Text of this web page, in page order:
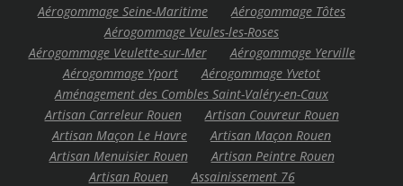
Aérogommage Seine-Maritime
Aérogommage Tôtes
Aérogommage Veules-les-Roses
Aérogommage Veulette-sur-Mer
Aérogommage Yerville
Aérogommage Yport
Aérogommage Yvetot
Aménagement des Combles Saint-Valéry-en-Caux
Artisan Carreleur Rouen
Artisan Couvreur Rouen
Artisan Maçon Le Havre
Artisan Maçon Rouen
Artisan Menuisier Rouen
Artisan Peintre Rouen
Artisan Rouen
Assainissement 76